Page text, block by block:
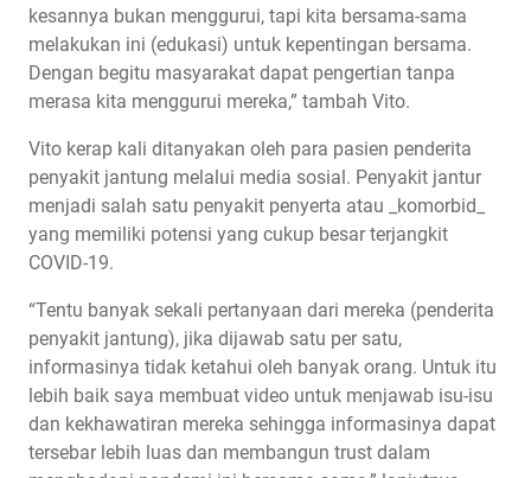
kesannya bukan menggurui, tapi kita bersama-sama
melakukan ini (edukasi) untuk kepentingan bersama.
Dengan begitu masyarakat dapat pengertian tanpa
merasa kita menggurui mereka,” tambah Vito.
Vito kerap kali ditanyakan oleh para pasien penderita
penyakit jantung melalui media sosial. Penyakit jantur
menjadi salah satu penyakit penyerta atau _komorbid_
yang memiliki potensi yang cukup besar terjangkit
COVID-19.
“Tentu banyak sekali pertanyaan dari mereka (penderita
penyakit jantung), jika dijawab satu per satu,
informasinya tidak ketahui oleh banyak orang. Untuk itu
lebih baik saya membuat video untuk menjawab isu-isu
dan kekhawatiran mereka sehingga informasinya dapat
tersebar lebih luas dan membangun trust dalam